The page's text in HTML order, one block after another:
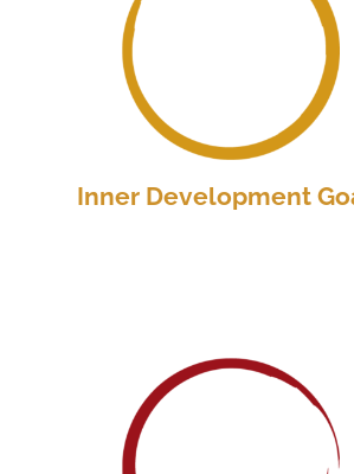
Inner Development
Innere Transformation als Chance für